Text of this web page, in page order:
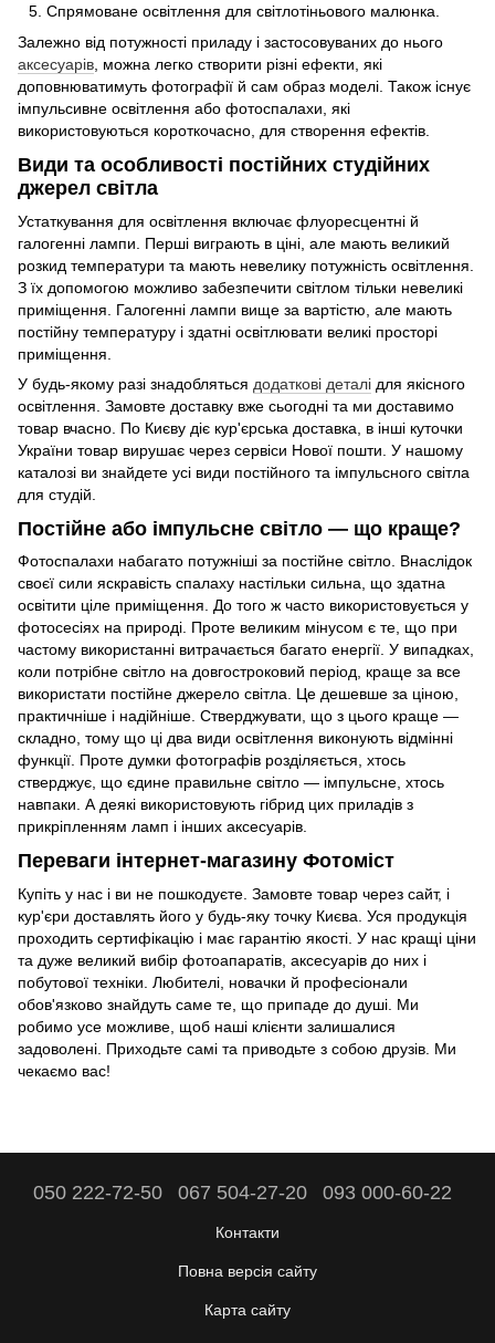
Спрямоване освітлення для світлотіньового малюнка.
Залежно від потужності приладу і застосовуваних до нього
аксесуарів , можна легко створити різні ефекти, які
доповнюватимуть фотографії й сам образ моделі. Також існує
імпульсивне освітлення або фотоспалахи, які
використовуються короткочасно, для створення ефектів.
Види та особливості постійних студійних
джерел світла
Устаткування для освітлення включає флуоресцентні й
галогенні лампи. Перші виграють в ціні, але мають великий
розкид температури та мають невелику потужність освітлення.
З їх допомогою можливо забезпечити світлом тільки невеликі
приміщення. Галогенні лампи вище за вартістю, але мають
постійну температуру і здатні освітлювати великі просторі
приміщення.
У будь-якому разі знадобляться додаткові деталі для якісного
освітлення. Замовте доставку вже сьогодні та ми доставимо
товар вчасно. По Києву діє кур'єрська доставка, в інші куточки
України товар вирушає через сервіси Нової пошти. У нашому
каталозі ви знайдете усі види постійного та імпульсного світла
для студій.
Постійне або імпульсне світло — що краще?
Фотоспалахи набагато потужніші за постійне світло. Внаслідок
своєї сили яскравість спалаху настільки сильна, що здатна
освітити ціле приміщення. До того ж часто використовується у
фотосесіях на природі. Проте великим мінусом є те, що при
частому використанні витрачається багато енергії. У випадках,
коли потрібне світло на довгостроковий період, краще за все
використати постійне джерело світла. Це дешевше за ціною,
практичніше і надійніше. Стверджувати, що з цього краще —
складно, тому що ці два види освітлення виконують відмінні
функції. Проте думки фотографів розділяється, хтось
стверджує, що єдине правильне світло — імпульсне, хтось
навпаки. А деякі використовують гібрид цих приладів з
прикріпленням ламп і інших аксесуарів.
Переваги інтернет-магазину Фотоміст
Купіть у нас і ви не пошкодуєте. Замовте товар через сайт, і
кур'єри доставлять його у будь-яку точку Києва. Уся продукція
проходить сертифікацію і має гарантію якості. У нас кращі ціни
та дуже великий вибір фотоапаратів, аксесуарів до них і
побутової техніки. Любителі, новачки й професіонали
обов'язково знайдуть саме те, що припаде до душі. Ми
робимо усе можливе, щоб наші клієнти залишалися
задоволені. Приходьте самі та приводьте з собою друзів. Ми
чекаємо вас!
050 222-72-50 067 504-27-20 093 000-60-22
Контакти
Повна версія сайту
Карта сайту